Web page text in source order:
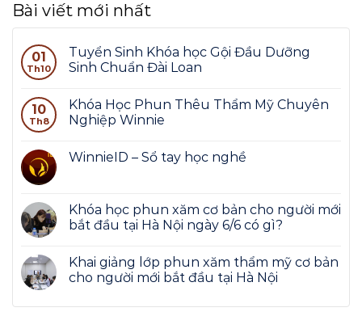
Bài viết mới nhất
01
Th10
Tuyển Sinh Khóa học Gội Đầu Dưỡng
Sinh Chuẩn Đài Loan
10
Th8
Khóa Học Phun Thêu Thẩm Mỹ Chuyên
Nghiệp Winnie
WinnieID – Sổ tay học nghề
Khóa học phun xăm cơ bản cho người mới
bắt đầu tại Hà Nội ngày 6/6 có gì?
Khai giảng lớp phun xăm thẩm mỹ cơ bản
cho người mới bắt đầu tại Hà Nội